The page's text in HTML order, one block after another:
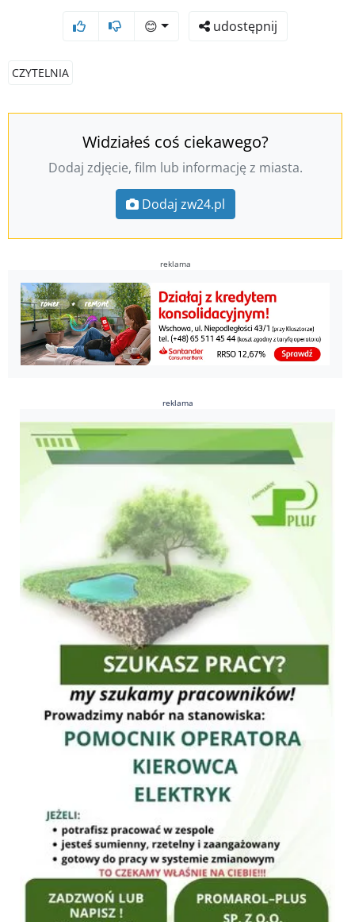
😊 udostępnij
CZYTELNIA
Widziałeś coś ciekawego?
Dodaj zdjęcie, film lub informację z miasta.
Dodaj zw24.pl
reklama
reklama